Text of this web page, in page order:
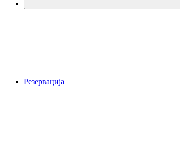
Резервација